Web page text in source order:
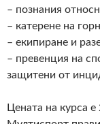
– познания
– катерене на
– екипиране и
– превенция на
защитени от
Цената на курса